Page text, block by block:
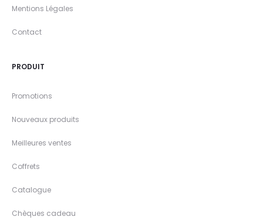
Mentions Légales
Contact
PRODUIT
Promotions
Nouveaux produits
Meilleures ventes
Coffrets
Catalogue
Chèques cadeau